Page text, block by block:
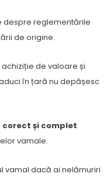
reglementările
de origine.
de valoare și
în țară nu depășesc
și complet
vamale.
vamal dacă ai nelămuriri